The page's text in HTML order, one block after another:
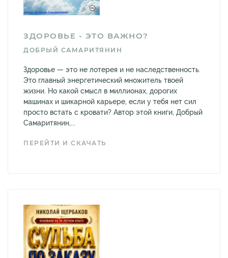
ЗДОРОВЬЕ - ЭТО ВАЖНО?
ДОБРЫЙ САМАРИТЯНИН
Здоровье — это не лотерея и не наследственность.
Это главный энергетический множитель твоей
жизни. Но какой смысл в миллионах, дорогих
машинах и шикарной карьере, если у тебя нет сил
просто встать с кровати? Автор этой книги, Добрый
Самаритянин,...
ПЕРЕЙТИ И СКАЧАТЬ